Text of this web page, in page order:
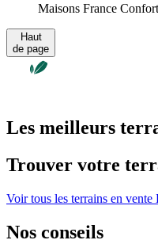
Maisons France
Haut
de page
Les meilleurs
Trouver votre
Voir tous les terrains en vente
Nos conseils